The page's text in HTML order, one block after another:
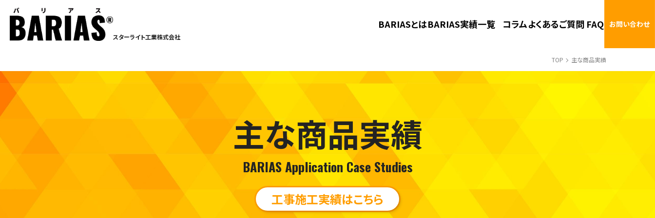
スターライト工業株式会社
BARIASとはBARIAS実績一覧 コラムよくあるご質問 FAQ お問い合わせ
TOP 主な商品実績
主な商品実績
BARIAS Application Case Studies
工事施工実績はこちら